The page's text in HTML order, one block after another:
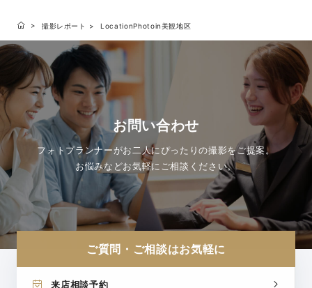
撮影レポート LocationPhotoin美観地区
お問い合わせ
フォトプランナーがお二人にぴったりの撮影をご提案。
お悩みなどお気軽にご相談ください。
ご質問・ご相談はお気軽に
来店相談予約